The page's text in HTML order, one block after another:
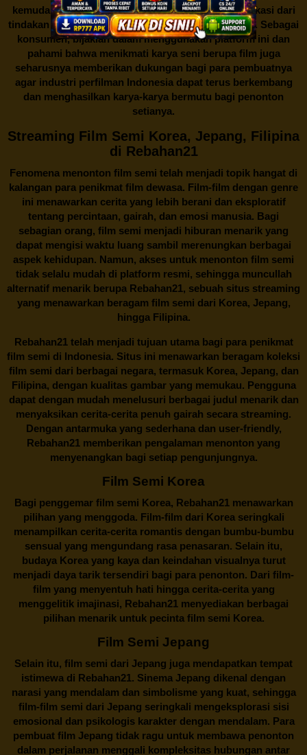
kemudahan akses, kita juga harus memahami implikasi dari
tindakan ini terhadap para pelaku industri perfilman. Sebagai
konsumen, bijaklah dalam menggunakan platform ini dan
pahami bahwa menikmati karya seni berupa film juga
seharusnya memberikan dukungan bagi para pembuatnya
agar industri perfilman Indonesia dapat terus berkembang
dan menghasilkan karya-karya bermutu bagi penonton
setianya.
Streaming Film Semi Korea, Jepang, Filipina
di Rebahan21
Fenomena menonton film semi telah menjadi topik hangat di
kalangan para penikmat film dewasa. Film-film dengan genre
ini menawarkan cerita yang lebih berani dan eksploratif
tentang percintaan, gairah, dan emosi manusia. Bagi
sebagian orang, film semi menjadi hiburan menarik yang
dapat mengisi waktu luang sambil merenungkan berbagai
aspek kehidupan. Namun, akses untuk menonton film semi
tidak selalu mudah di platform resmi, sehingga muncullah
alternatif menarik berupa Rebahan21, sebuah situs streaming
yang menawarkan beragam film semi dari Korea, Jepang,
hingga Filipina.
Rebahan21telah menjadi tujuan utama bagi para penikmat
film semi di Indonesia. Situs ini menawarkan beragam koleksi
film semi dari berbagai negara, termasuk Korea, Jepang, dan
Filipina, dengan kualitas gambar yang memukau. Pengguna
dapat dengan mudah menelusuri berbagai judul menarik dan
menyaksikan cerita-cerita penuh gairah secara streaming.
Dengan antarmuka yang sederhana dan user-friendly,
Rebahan21 memberikan pengalaman menonton yang
menyenangkan bagi setiap pengunjungnya.
Film Semi Korea
Bagi penggemar film semi Korea, Rebahan21menawarkan
pilihan yang menggoda. Film-film dari Korea seringkali
menampilkan cerita-cerita romantis dengan bumbu-bumbu
sensual yang mengundang rasa penasaran. Selain itu,
budaya Korea yang kaya dan keindahan visualnya turut
menjadi daya tarik tersendiri bagi para penonton. Dari film-
film yang menyentuh hati hingga cerita-cerita yang
menggelitik imajinasi, Rebahan21 menyediakan berbagai
pilihan menarik untuk pecinta film semi Korea.
Film Semi Jepang
Selain itu, film semi dari Jepang juga mendapatkan tempat
istimewa di Rebahan21. Sinema Jepang dikenal dengan
narasi yang mendalam dan simbolisme yang kuat, sehingga
film-film semi dari Jepang seringkali mengeksplorasi sisi
emosional dan psikologis karakter dengan mendalam. Para
pembuat film Jepang tidak ragu untuk membawa penonton
dalam perjalanan menggali kompleksitas hubungan antar